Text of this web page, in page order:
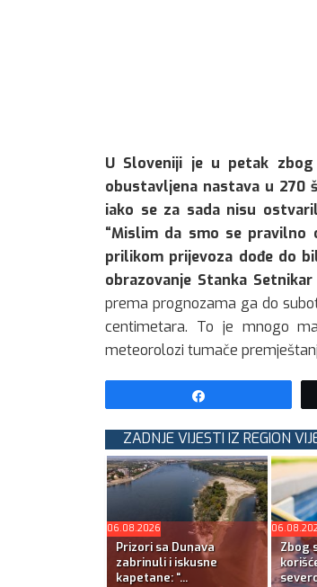
U Sloveniji je u petak zbog
obustavljena nastava u 270
iako se za sada nisu
“Mislim da smo se
prilikom prijevoza dođe do
obrazovanje Stanka Setnikar
prema prognozama ga do
centimetara. To je mnogo
meteorolozi tumače
ZADNJE VIJESTI IZ REGION
06.08.2026
Prizori sa Dunava
zabrinuli i iskusne
kapetane: “...
Zbog